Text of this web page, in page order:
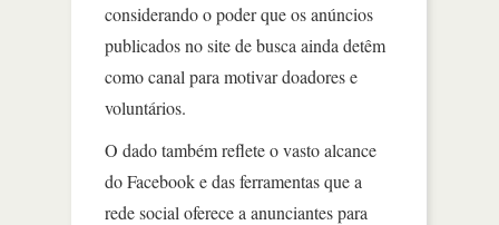
considerando o poder que os anúncios
publicados no site de busca ainda detêm
como canal para motivar doadores e
voluntários.
O dado também reflete o vasto alcance
do Facebook e das ferramentas que a
rede social oferece a anunciantes para